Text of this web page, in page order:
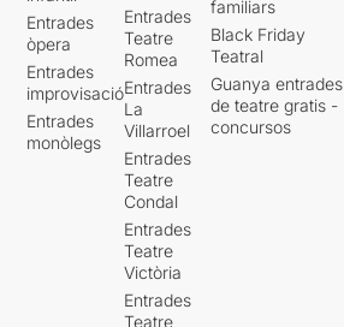
Entrades
òpera
Entrades
improvisació
Entrades
monòlegs
Entrades
Teatre
Romea
Entrades
La
Villarroel
Entrades
Teatre
Condal
Entrades
Teatre
Victòria
Entrades
Teatre
familiars
Black Friday
Teatral
Guanya entrades
de teatre gratis -
concursos